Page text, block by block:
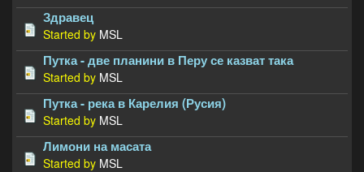
Здравец
Started by MSL
Путка - две планини в Перу се казват така
Started by MSL
Путка - река в Карелия (Русия)
Started by MSL
Лимони на масата
Started by MSL